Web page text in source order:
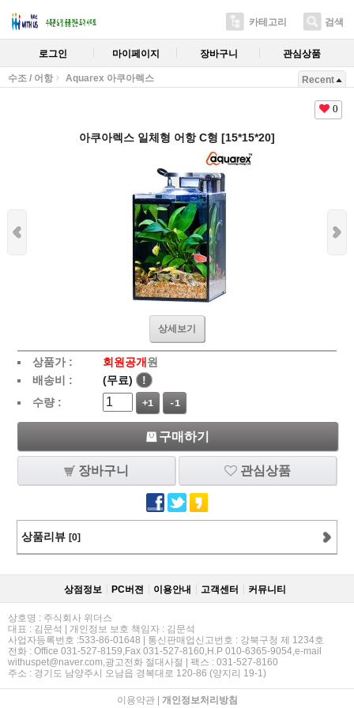
카테고리 검색
로그인 마이페이지 장바구니 관심상품
수조 / 어항 Aquarex 아쿠아렉스 Recent
0
아쿠아렉스 일체형 어항 C형 [15*15*20]
상세보기
상품가 : 회원공개 원
배송비 :
(무료)
!
수량 :
+1 -1
구매하기
장바구니 관심상품
상품리뷰 [0]
상점정보 PC버젼 이용안내 고객센터 커뮤니티
상호명 : 주식회사 위더스
대표 : 김문석 | 개인정보 보호 책임자 : 김문석
사업자등록번호 :533-86-01648 | 통신판매업신고번호 : 강북구청 제 1234호
전화 : Office 031-527-8159,Fax 031-527-8160,H.P 010-6365-9054,e-mail
withuspet@naver.com,광고전화 절대사절 | 팩스 : 031-527-8160
주소 : 경기도 남양주시 오남읍 경복대로 120-86 (양지리 19-1)
이용약관| 개인정보처리방침